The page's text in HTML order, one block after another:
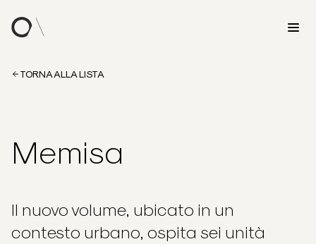
TORNA ALLA LISTA
Memisa
Il nuovo volume, ubicato in un
contesto urbano, ospita sei unità